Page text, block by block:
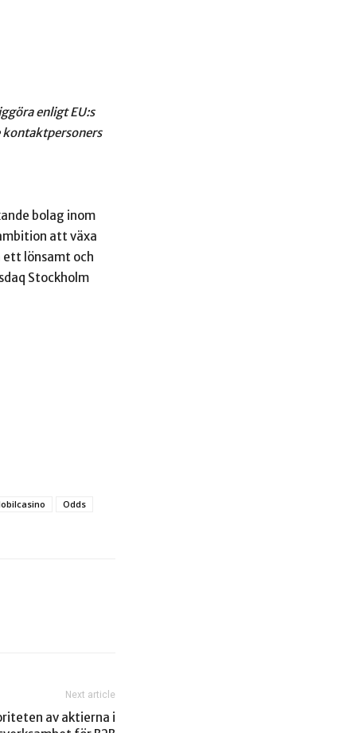
enligt EU:s
bolag inom
att växa
ett lönsamt och
Stockholm
Odds
Next article
av aktierna i